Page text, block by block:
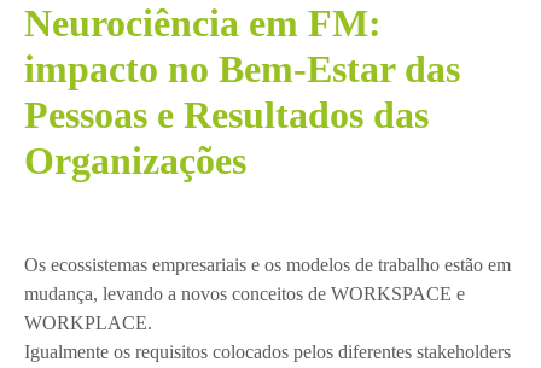
Neurociência em FM:
impacto no Bem-Estar das
Pessoas e Resultados das
Organizações
Os ecossistemas empresariais e os modelos de trabalho estão em
mudança, levando a novos conceitos de WORKSPACE e
WORKPLACE.
Igualmente os requisitos colocados pelos diferentes stakeholders